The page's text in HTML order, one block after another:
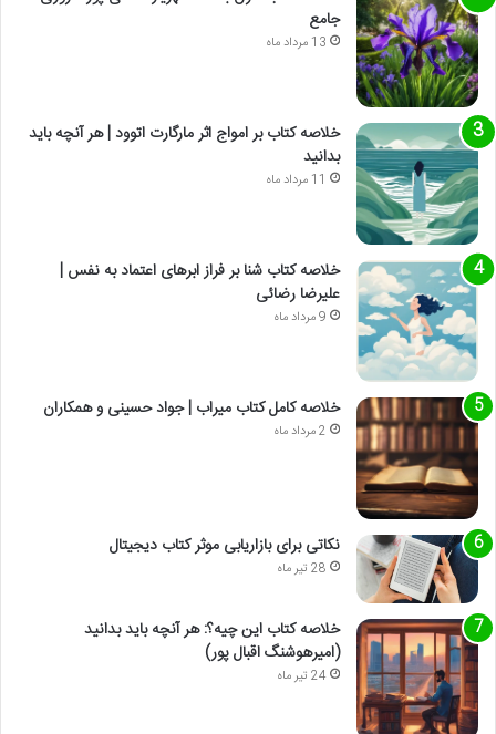
جامع
13 مرداد ماه
خلاصه کتاب بر امواج اثر مارگارت اتوود | هر آنچه باید
بدانید
11 مرداد ماه
خلاصه کتاب شنا بر فراز ابرهای اعتماد به نفس |
علیرضا رضائی
9 مرداد ماه
خلاصه کامل کتاب میراب | جواد حسینی و همکاران
2 مرداد ماه
نکاتی برای بازاریابی موثر کتاب دیجیتال
28 تیر ماه
خلاصه کتاب این چیه؟: هر آنچه باید بدانید
(امیرهوشنگ اقبال پور)
24 تیر ماه